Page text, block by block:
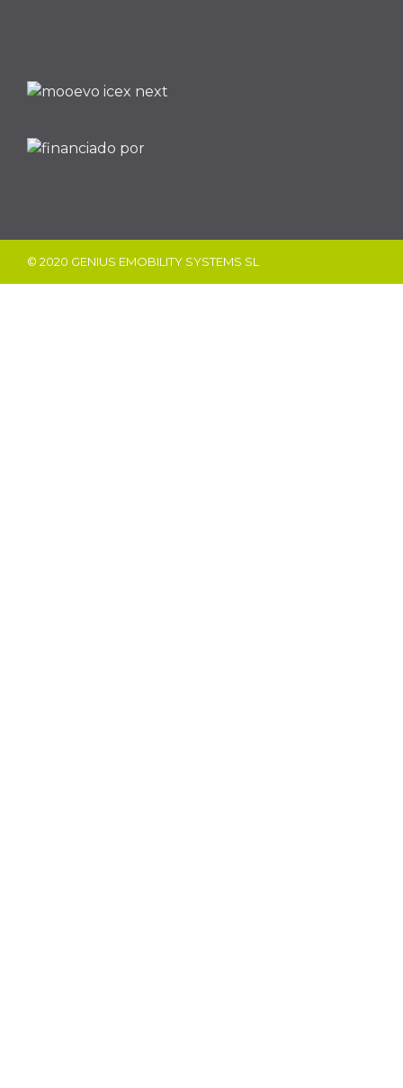
© 2020 GENIUS EMOBILITY SYSTEMS SL